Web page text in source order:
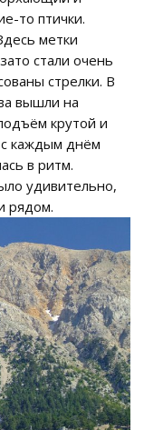
то птички.
метки
стали очень
стрелки. В
вышли на
крутой и
каждым днём
в ритм.
удивительно,
рядом.